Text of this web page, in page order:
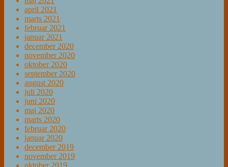
april 2021
marts 2021
februar 2021
januar 2021
december 2020
november 2020
oktober 2020
september 2020
august 2020
juli 2020
juni 2020
maj 2020
marts 2020
februar 2020
januar 2020
december 2019
november 2019
oktober 2019